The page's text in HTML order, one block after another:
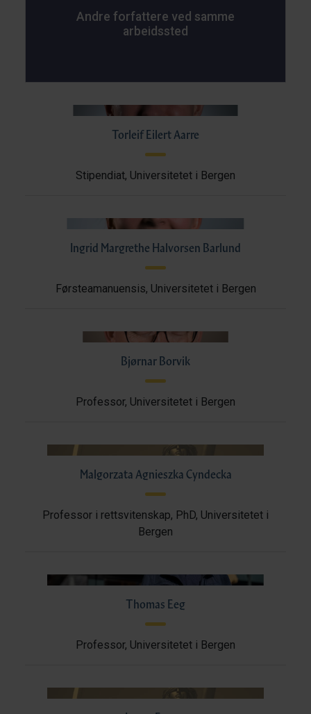
Andre forfattere ved samme
arbeidssted
Torleif Eilert Aarre
Stipendiat, Universitetet i Bergen
Ingrid Margrethe Halvorsen Barlund
Førsteamanuensis, Universitetet i Bergen
Bjørnar Borvik
Professor, Universitetet i Bergen
Malgorzata Agnieszka Cyndecka
Professor i rettsvitenskap, PhD, Universitetet i
Bergen
Thomas Eeg
Professor, Universitetet i Bergen